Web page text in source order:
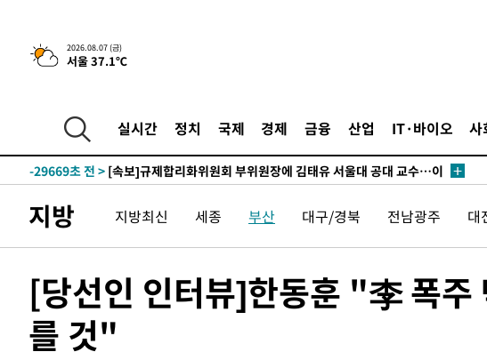
2026.08.07 (금)
서울 37.1℃
실시간 정치 국제 경제 금융 산업 IT·바이오 사
-2748초 전 >이란, 호르무즈서 "적국 목표물들"과 대치로 남부 케슘섬에서 두차
례 큰 폭발음
-31803초 전 > [속보]종합특검, '계엄 수용공간 확보' 신용해 前교정본부장 기소
-30647초 전 >
11시간 압수수색에 성접대 파문까지…'쑥대밭' 된 축구협회
-29669초 전 >
병태 후임
-26027초 전 > [속보]국힘 윤리위, '돌려차기 발언' 진종오·서범수 징계 절차 개시
25.3%↑
-18512초 전 > [속보]'채상병 순직 책임' 임성근, 항소심도 징역 3년
-18378초 전 >[속보]종합특검, '관저이전 봐주기 감사' 유병호 구속기소
-14228초 전 > [속보]'300억원대 사기 혐의' 차가원 대표 구속 송치
-13422초 전 >"미 전국적 살모네라 식중독 원인은 멕시코산 할라피뇨"-- CDC
-11935초 전 >
지방 지방최신 세종 부산 대구/경북 전남광주 대
[당선인 인터뷰]한동훈 "李 폭주
를 것"